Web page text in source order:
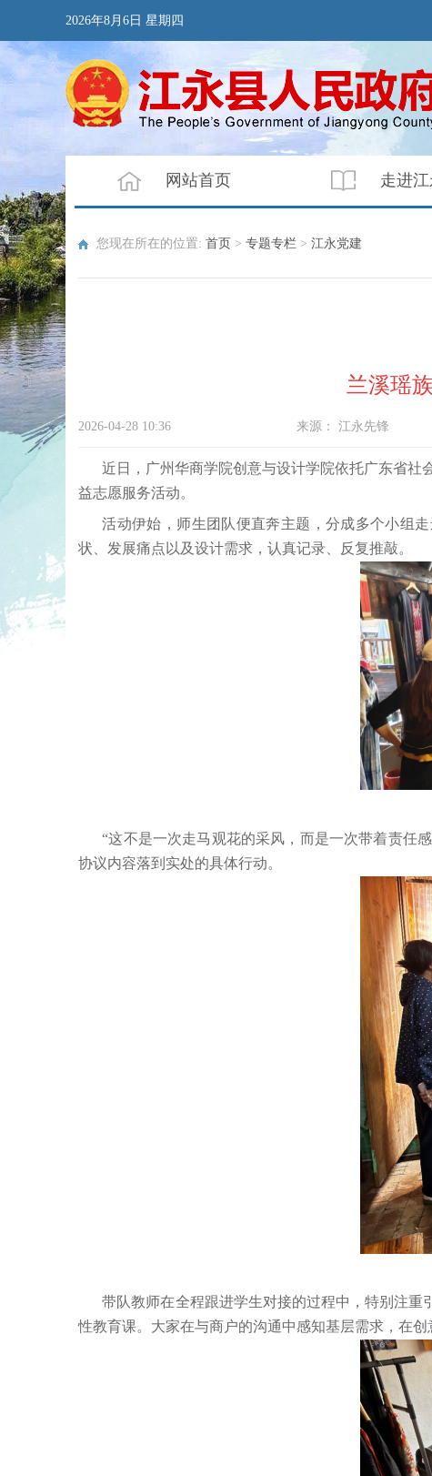
2026年8月6日 星期四
网站首页 走进江
您现在所在的位置: 首页 > 专题专栏 > 江永党建
兰溪瑶
2026-04-28 10:36 来源：江永先锋
近日，广州华商学院创意与设计学院依托广东省社
益志愿服务活动。
活动伊始，师生团队便直奔主题，分成多个小组
状、发展痛点以及设计需求，认真记录、反复推敲。
“这不是一次走马观花的采风，而是一次带着责任
协议内容落到实处的具体行动。
带队教师在全程跟进学生对接的过程中，特别注
性教育课。大家在与商户的沟通中感知基层需求，在